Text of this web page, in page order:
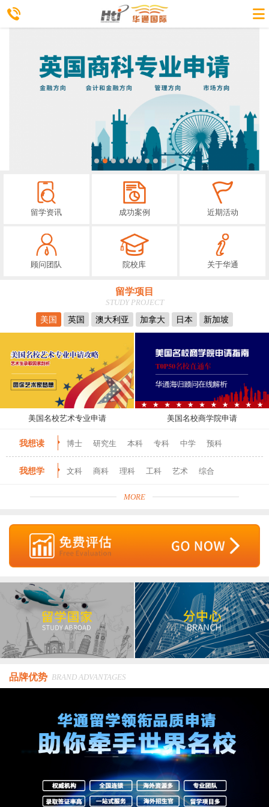
留学资讯 成功案例 近期活动
顾问团队 院校库 关于华通
留学项目
STUDY PROJECT
美国
英国 澳大利亚 加拿大 日本 新加坡
美国名校艺术专业申请 美国名校商学院申请
我想读 博士 研究生 本科 专科 中学 预科
我想学 文科 商科 理科 工科 艺术 综合
MORE
品牌优势 BRAND ADVANTAGES